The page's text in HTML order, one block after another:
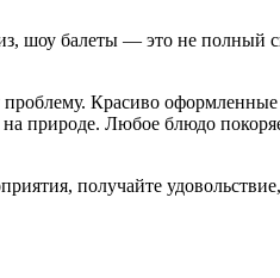
шоу балеты — это не полный
Красиво
природе. Любое блюдо
получайте